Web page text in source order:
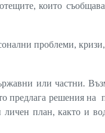
които
проблеми,
или частни.
предлага решения на
личен план, както и